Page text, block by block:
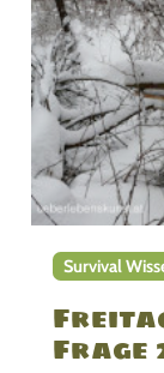
Survival
Frage